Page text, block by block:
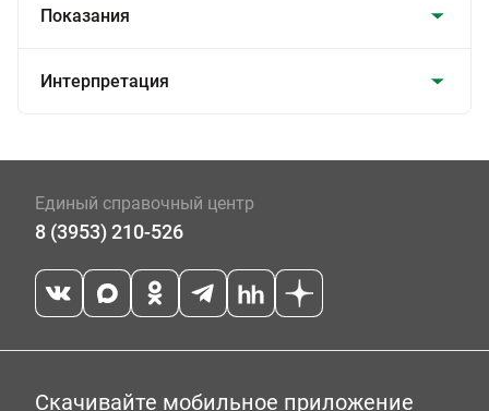
Показания
Интерпретация
Единый справочный центр
8 (3953) 210-526
Скачивайте мобильное приложение